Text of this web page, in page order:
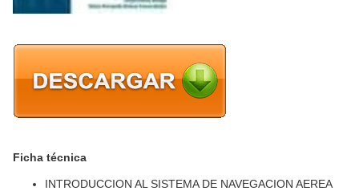
Ficha técnica
INTRODUCCION AL SISTEMA DE NAVEGACION AEREA